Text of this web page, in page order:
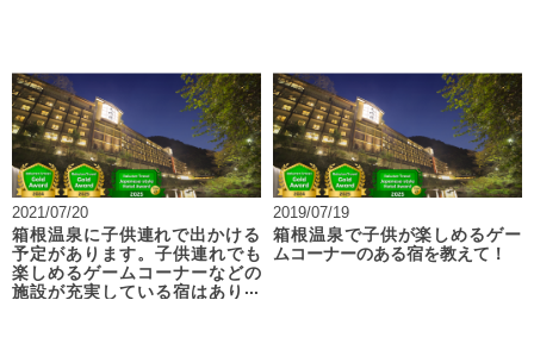
2021/07/20
箱根温泉に子供連れで出かける
予定があります。子供連れでも
楽しめるゲームコーナーなどの
施設が充実している宿はありま
2019/07/19
箱根温泉で子供が楽しめるゲー
ムコーナーのある宿を教えて！